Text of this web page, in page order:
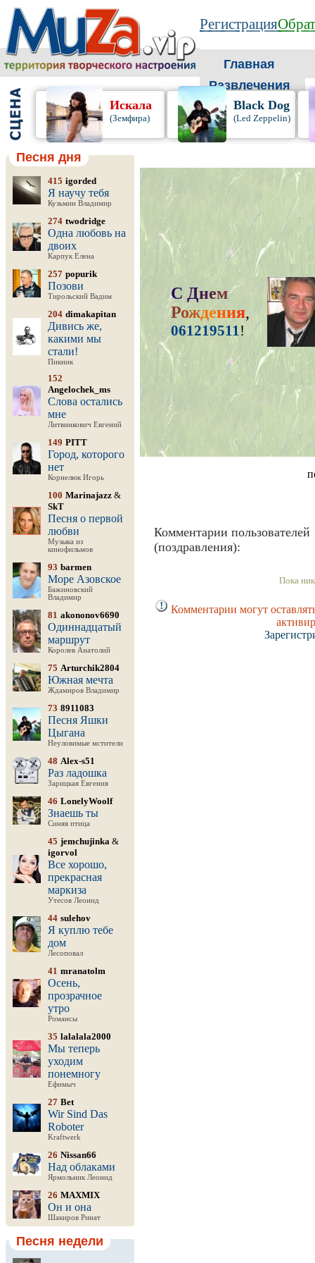
Регистрация
Главная
Развлечения
Искала
(Земфира)
Black Dog
(Led Zeppelin)
Песня дня
415 igorded
Я научу тебя
Кузьмин Владимир
274 twodridge
Одна любовь на
двоих
Карпук Елена
257 popurik
Позови
Тирольский Вадим
204 dimakapitan
Дивись же,
какими мы
стали!
Пикник
152
Angelochek_ms
Слова остались
мне
Литвинкович Евгений
149 PITT
Город, которого
нет
Корнелюк Игорь
100 Marinajazz &
SkT
Песня о первой
любви
Музыка из
кинофильмов
93 barmen
Море Азовское
Бажиновский
Владимир
81 akononov6690
Одиннадцатый
маршрут
Королев Анатолий
75 Arturchik2804
Южная мечта
Ждамиров Владимир
73 8911083
Песня Яшки
Цыгана
Неуловимые мстители
48 Alex-s51
Раз ладошка
Зарицкая Евгения
46 LonelyWoolf
Знаешь ты
Синяя птица
45 jemchujinka &
igorvol
Все хорошо,
прекрасная
маркиза
Утесов Леонид
44 sulehov
Я куплю тебе
дом
Лесоповал
41 mranatolm
Осень,
прозрачное
утро
Романсы
35 lalalala2000
Мы теперь
уходим
понемногу
Ефимыч
27 Bet
Wir Sind Das
Roboter
Kraftwerk
26 Nissan66
Над облаками
Ярмольник Леонид
26 MAXMIX
Он и она
Шакиров Ринат
Песня недели
С Днем
Рождения,
061219511!
Комментарии пользователей
(поздравления):
Пока
Комментарии могут